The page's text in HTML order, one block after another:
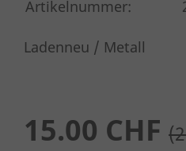
Artikelnummer:
Ladenneu / Metall
15.00 CHF